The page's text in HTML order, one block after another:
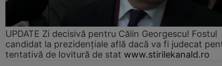
UPDATE Zi decisivă pentru Călin Georgescu! Fostul
candidat la prezidențiale află dacă va fi judecat
tentativă de lovitură de stat www.stirilekanald.ro